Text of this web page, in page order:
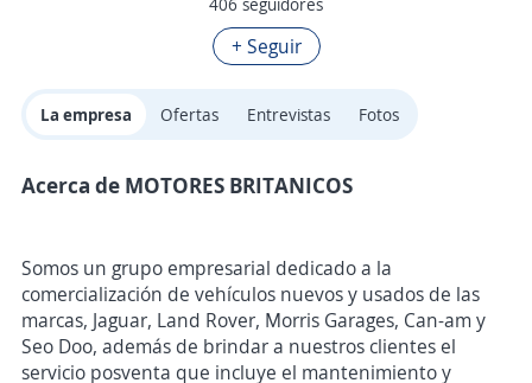
+ Seguir
La empresa Ofertas Entrevistas Fotos
Acerca de MOTORES BRITANICOS
Somos un grupo empresarial dedicado a la
comercialización de vehículos nuevos y usados de las
marcas, Jaguar, Land Rover, Morris Garages, Can-am y
Seo Doo, además de brindar a nuestros clientes el
servicio posventa que incluye el mantenimiento y